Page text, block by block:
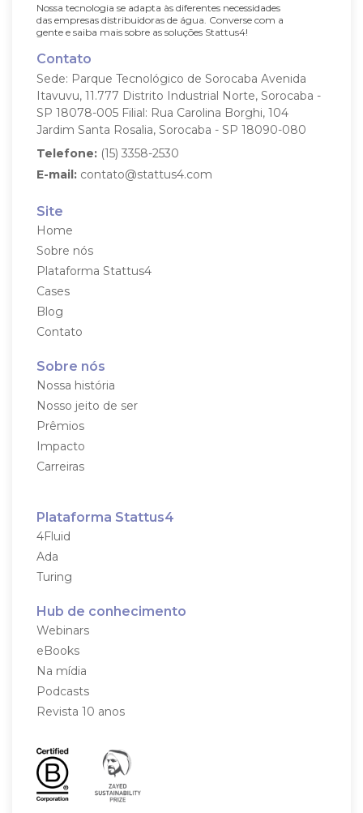
Nossa tecnologia se adapta às diferentes necessidades
das empresas distribuidoras de água. Converse com a
gente e saiba mais sobre as soluções Stattus4!
Contato
Sede: Parque Tecnológico de Sorocaba Avenida
Itavuvu, 11.777 Distrito Industrial Norte, Sorocaba -
SP 18078-005 Filial: Rua Carolina Borghi, 104
Jardim Santa Rosalia, Sorocaba - SP 18090-080
Telefone: (15) 3358-2530
E-mail: contato@stattus4.com
Site
Home
Sobre nós
Plataforma Stattus4
Cases
Blog
Contato
Sobre nós
Nossa história
Nosso jeito de ser
Prêmios
Impacto
Carreiras
Plataforma Stattus4
4Fluid
Ada
Turing
Hub de conhecimento
Webinars
eBooks
Na mídia
Podcasts
Revista 10 anos